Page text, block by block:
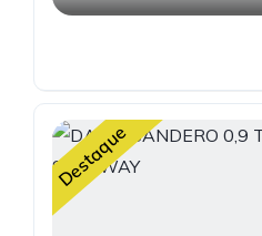
Destaque